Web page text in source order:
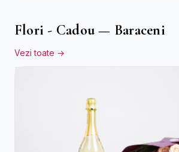
Flori - Cadou — Baraceni
Vezi toate →